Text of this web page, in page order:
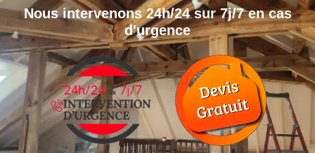
Nous intervenons 24h/24 sur 7j/7 en cas
d'urgence